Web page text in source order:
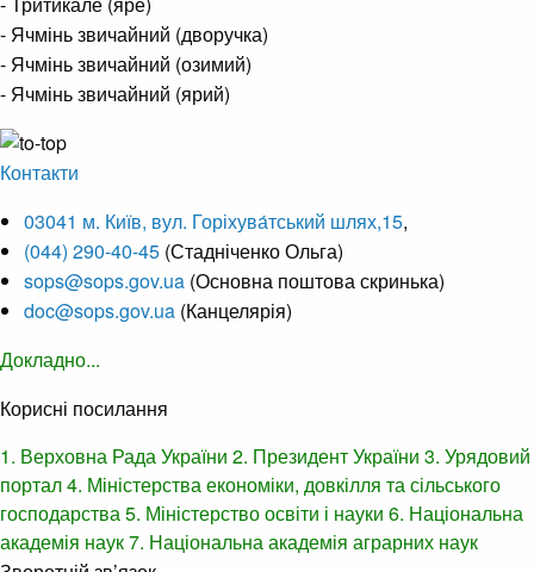
- Ячмінь звичайний (дворучка)
- Ячмінь звичайний (озимий)
- Ячмінь звичайний (ярий)
Контакти
03041 м. Київ, вул. Горіхува́тський шлях,15,
(044) 290-40-45 (Стадніченко Ольга)
sops@sops.gov.ua (Основна поштова скринька)
doc@sops.gov.ua (Канцелярія)
Докладно...
Корисні посилання
1. Верховна Рада України 2. Президент України 3. Урядовий
портал4. Міністерства економіки, довкілля та сільського
господарства5. Міністерство освіти і науки 6. Національна
академія наук7. Національна академія аграрних наук